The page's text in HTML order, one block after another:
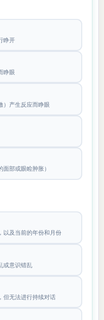
睁开
睁眼
）产生反应而睁眼
部或眼睑肿胀）
以及当前的年份和月份
或意识错乱
但无法进行持续对话